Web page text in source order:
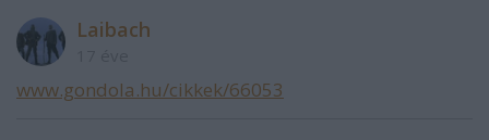
Laibach
www.gondola.hu/cikkek/66053